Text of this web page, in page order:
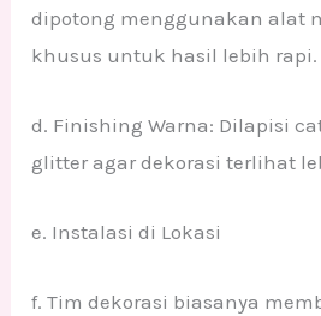
dipotong menggunakan alat
khusus untuk hasil lebih rapi.
d. Finishing Warna: Dilapisi
glitter agar dekorasi terlihat
e. Instalasi di Lokasi
f. Tim dekorasi biasanya